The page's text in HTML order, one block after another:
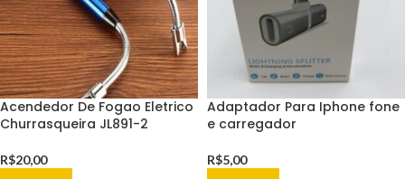
Acendedor De Fogao Eletrico
Churrasqueira JL891-2
R$20,00
Adaptador Para Iphone fone
e carregador
R$5,00